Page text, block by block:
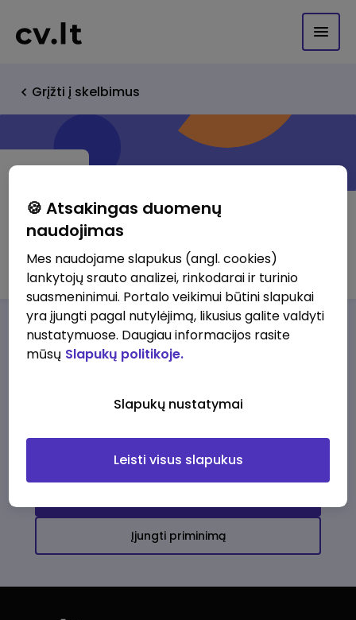
Grįžti į skelbimus
UAB "Girelės paukštynas"
Darbo pasiūlymaiApie musPrivalumai
darbo pasiūlymų
Įjungti priminimą
🍪 Atsakingas duomenų
naudojimas
Mes naudojame slapukus (angl. cookies)
lankytojų srauto analizei, rinkodarai ir turinio
suasmeninimui. Portalo veikimui būtini slapukai
yra įjungti pagal nutylėjimą, likusius galite valdyti
nustatymuose. Daugiau informacijos rasite
mūsų Slapukų politikoje.
Slapukų nustatymai
Leisti visus slapukus